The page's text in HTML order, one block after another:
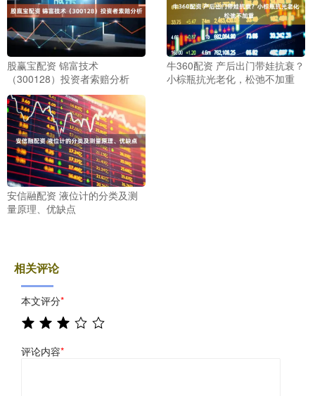
股赢宝配资 锦富技术
（300128）投资者索赔分析
牛360配资 产后出门带娃抗衰？
小棕瓶抗光老化，松弛不加重
安信融配资 液位计的分类及测
量原理、优缺点
相关评论
本文评分*
评论内容*